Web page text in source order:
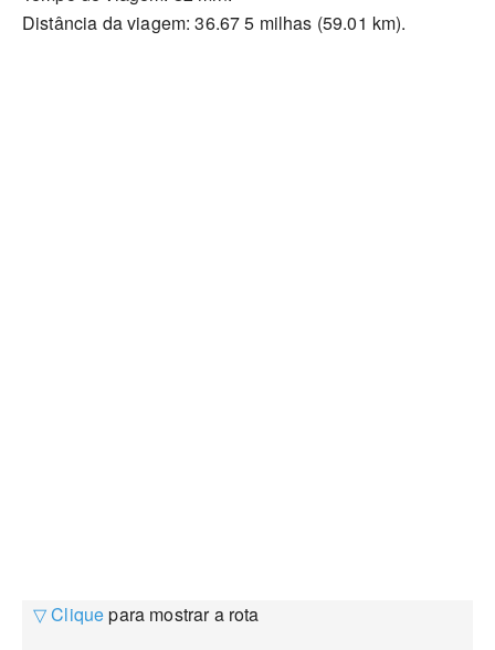
Distância da viagem: 36.67 5 milhas (59.01 km).
▽ Cliquepara mostrar a rota